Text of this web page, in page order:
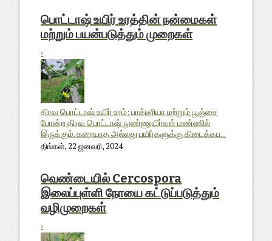
பொட்டாஷ் உயிர் உரத்தின் நன்மைகள்
மற்றும் பயன்படுத்தும் முறைகள்
›
திரவ பொட்டாஷ் உயிர் உரம்: பாக்டீரியா மற்றும் பூஞ்சை
போன்ற திரவ பொட்டாஷ் நுண்ணுயிர்கள் மண்ணில்
இருக்கும். கரையாத அல்லது பயிர்களுக்கு கிடைக்கப...
திங்கள், 22 ஜனவரி, 2024
வெண்டையில் Cercospora
இலைப்புள்ளி நோயை கட்டுப்படுத்தும்
வழிமுறைகள்
›